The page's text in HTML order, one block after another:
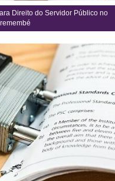
Direito do Servidor Público no